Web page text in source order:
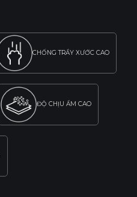
CHỐNG TRẦY XƯỚC CAO
ĐỘ CHỊU ẨM CAO